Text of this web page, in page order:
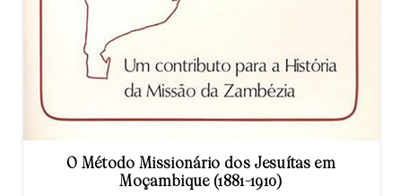
O Método Missionário dos Jesuítas em
Moçambique (1881-1910)